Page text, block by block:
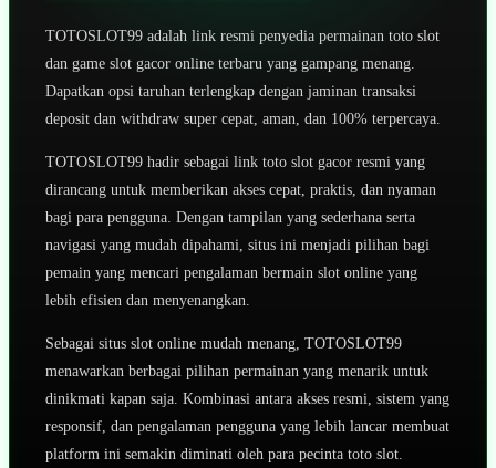
TOTOSLOT99 adalah link resmi penyedia permainan toto slot
dan game slot gacor online terbaru yang gampang menang.
Dapatkan opsi taruhan terlengkap dengan jaminan transaksi
deposit dan withdraw super cepat, aman, dan 100% terpercaya.
TOTOSLOT99 hadir sebagai link toto slot gacor resmi yang
dirancang untuk memberikan akses cepat, praktis, dan nyaman
bagi para pengguna. Dengan tampilan yang sederhana serta
navigasi yang mudah dipahami, situs ini menjadi pilihan bagi
pemain yang mencari pengalaman bermain slot online yang
lebih efisien dan menyenangkan.
Sebagai situs slot online mudah menang, TOTOSLOT99
menawarkan berbagai pilihan permainan yang menarik untuk
dinikmati kapan saja. Kombinasi antara akses resmi, sistem yang
responsif, dan pengalaman pengguna yang lebih lancar membuat
platform ini semakin diminati oleh para pecinta toto slot.